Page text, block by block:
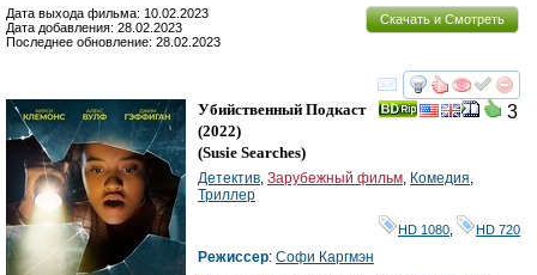
Скачать и Смотреть
Дата выхода фильма: 10.02.2023
Дата добавления: 28.02.2023
Последнее обновление: 28.02.2023
смотреть
3
Убийственный Подкаст
(2022)
(Susie Searches)
Детектив, Зарубежный фильм, Комедия,
Триллер
HD 1080 HD 720
Режиссер: Софи Каргмэн